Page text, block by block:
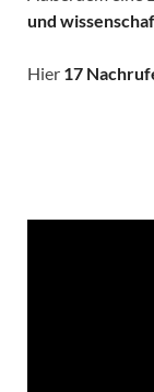
und
Hier 17